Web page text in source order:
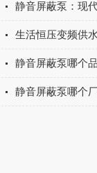
静音屏蔽泵：现
生活恒压变频供
静音屏蔽泵哪个
静音屏蔽泵哪个